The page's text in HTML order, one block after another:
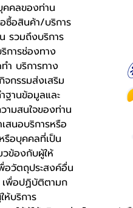
คลของท่าน
ซื้อสินค้า/บริการ
น รวมถึงบริการ
การช่องทาง
ำ บริการทาง
กรรมส่งเสริม
ฐานข้อมูลและ
ามสนใจของท่าน
เสนอบริการหรือ
อบุคคลที่เป็น
ข้องกับผู้ให้
อวัตถุประสงค์อื่น
เพื่อปฏิบัติตามก
ห้บริการ